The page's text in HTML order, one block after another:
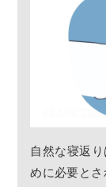
自然な寝返
めに必要と